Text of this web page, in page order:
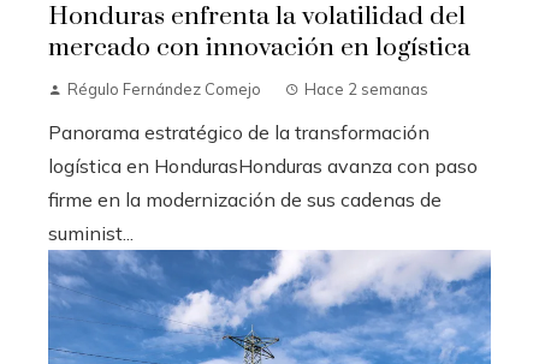
Honduras enfrenta la volatilidad del
mercado con innovación en logística
Régulo Fernández Comejo Hace 2 semanas
Panorama estratégico de la transformación
logística en HondurasHonduras avanza con paso
firme en la modernización de sus cadenas de
suminist...